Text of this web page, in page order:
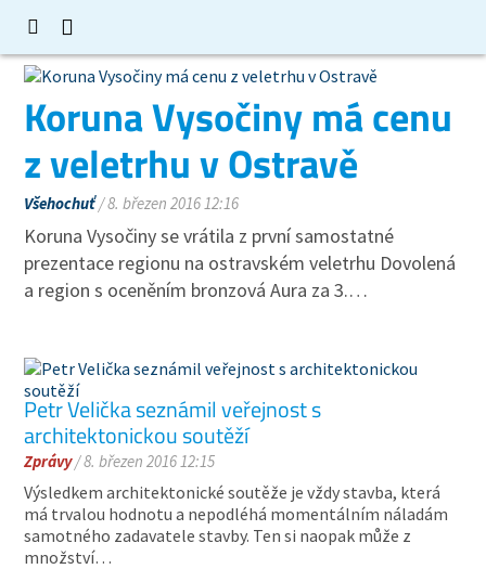
Koruna Vysočiny má cenu
z veletrhu v Ostravě
Všehochuť/ 8. březen 2016 12:16
Koruna Vysočiny se vrátila z první samostatné
prezentace regionu na ostravském veletrhu Dovolená
a region s oceněním bronzová Aura za 3.…
Petr Velička seznámil veřejnost s
architektonickou soutěží
Zprávy/ 8. březen 2016 12:15
Výsledkem architektonické soutěže je vždy stavba, která
má trvalou hodnotu a nepodléhá momentálním náladám
samotného zadavatele stavby. Ten si naopak může z
množství…